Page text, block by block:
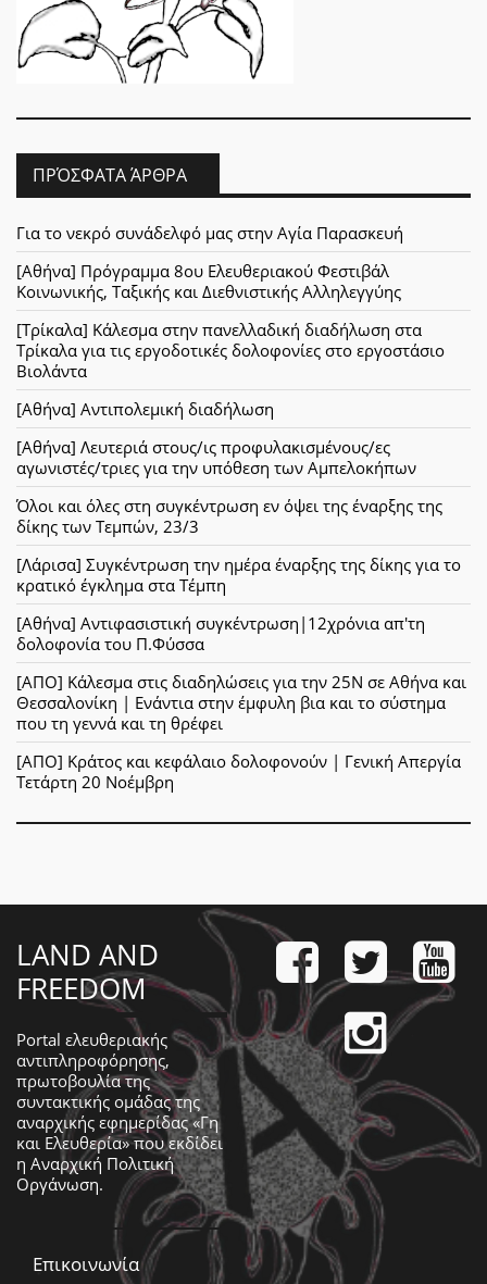
ΠΡΌΣΦΑΤΑ ΆΡΘΡΑ
Για το νεκρό συνάδελφό μας στην Αγία Παρασκευή
[Αθήνα] Πρόγραμμα 8ου Ελευθεριακού Φεστιβάλ
Κοινωνικής, Ταξικής και Διεθνιστικής Αλληλεγγύης
[Τρίκαλα] Κάλεσμα στην πανελλαδική διαδήλωση στα
Τρίκαλα για τις εργοδοτικές δολοφονίες στο εργοστάσιο
Βιολάντα
[Αθήνα] Αντιπολεμική διαδήλωση
[Αθήνα] Λευτεριά στους/ις προφυλακισμένους/ες
αγωνιστές/τριες για την υπόθεση των Αμπελοκήπων
Όλοι και όλες στη συγκέντρωση εν όψει της έναρξης της
δίκης των Τεμπών, 23/3
[Λάρισα] Συγκέντρωση την ημέρα έναρξης της δίκης για το
κρατικό έγκλημα στα Τέμπη
[Αθήνα] Αντιφασιστική συγκέντρωση|12χρόνια απ'τη
δολοφονία του Π.Φύσσα
[ΑΠΟ] Κάλεσμα στις διαδηλώσεις για την 25Ν σε Αθήνα και
Θεσσαλονίκη | Ενάντια στην έμφυλη βια και το σύστημα
που τη γεννά και τη θρέφει
[ΑΠΟ] Κράτος και κεφάλαιο δολοφονούν | Γενική Απεργία
Τετάρτη 20 Νοέμβρη
LAND AND
FREEDOM
Portal ελευθεριακής
αντιπληροφόρησης,
πρωτοβουλία της
συντακτικής ομάδας της
αναρχικής εφημερίδας «Γη
και Ελευθερία» που εκδίδει
η Αναρχική Πολιτική
Οργάνωση.
Επικοινωνία